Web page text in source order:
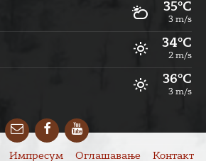
35°C
3 m/s
34°C
2 m/s
36°C
3 m/s
EmailFacebookYouTube
Импресум Оглашавање Контакт